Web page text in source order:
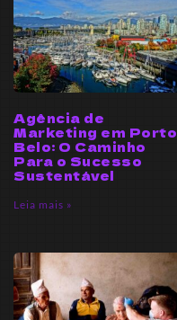
Agência de
Marketing em Porto
Belo: O Caminho
Para o Sucesso
Sustentável
Leia mais »